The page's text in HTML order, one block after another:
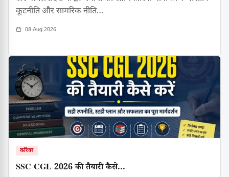
कूटनीति और सामरिक नीति…
08 Aug 2026
करियर
SSC CGL 2026 की तैयारी कैसे...